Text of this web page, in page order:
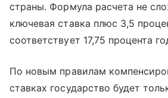
страны. Формула расчета не
ключевая ставка плюс 3,5
соответствует 17,75 процента
По новым правилам
ставках государство будет